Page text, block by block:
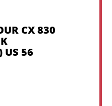
CX 830
US 56